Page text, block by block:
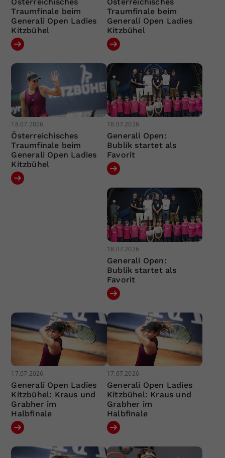
Traumfinale beim
Generali Open Ladies
Kitzbühel
Traumfinale beim
Generali Open Ladies
Kitzbühel
18.07.2026
Österreichisches
Traumfinale beim
Generali Open Ladies
Kitzbühel
18.07.2026
Generali Open:
Bublik startet als
Favorit
18.07.2026
Generali Open:
Bublik startet als
Favorit
17.07.2026
Generali Open Ladies
Kitzbühel: Kraus und
Grabher im
Halbfinale
17.07.2026
Generali Open Ladies
Kitzbühel: Kraus und
Grabher im
Halbfinale